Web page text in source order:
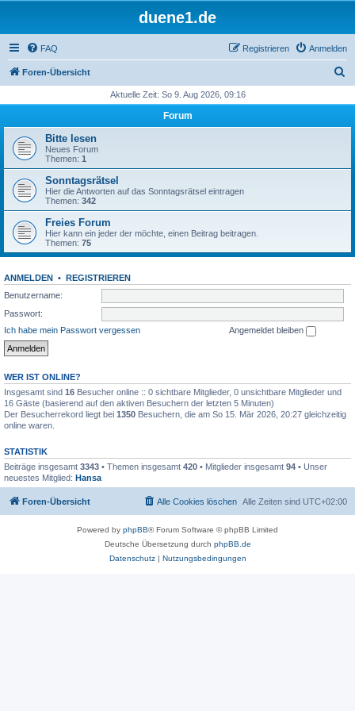
duene1.de
FAQ Anmelden
Registrieren
Foren-Übersicht
h
Aktuelle Zeit: So 9. Aug 2026, 09:16
Forum
Bitte lesen
Neues Forum
Themen: 1
Sonntagsrätsel
Hier die Antworten auf das Sonntagsrätsel eintragen
Themen: 342
Freies Forum
Hier kann ein jeder der möchte, einen Beitrag beitragen.
Themen: 75
ANMELDEN • REGISTRIEREN
Benutzername:
Passwort:
Ich habe mein Passwort vergessen
Angemeldet bleiben
WER IST ONLINE?
Insgesamt sind 16 Besucher online :: 0 sichtbare Mitglieder, 0 unsichtbare Mitglieder und
16 Gäste (basierend auf den aktiven Besuchern der letzten 5 Minuten)
Der Besucherrekord liegt bei 1350 Besuchern, die am So 15. Mär 2026, 20:27 gleichzeitig
online waren.
STATISTIK
Beiträge insgesamt 3343 • Themen insgesamt 420 • Mitglieder insgesamt 94 • Unser
neuestes Mitglied: Hansa
Foren-Übersicht Alle Zeiten sind UTC+02:00
Alle Cookies löschen
Powered by phpBB® Forum Software © phpBB Limited
Deutsche Übersetzung durch phpBB.de
Datenschutz| Nutzungsbedingungen